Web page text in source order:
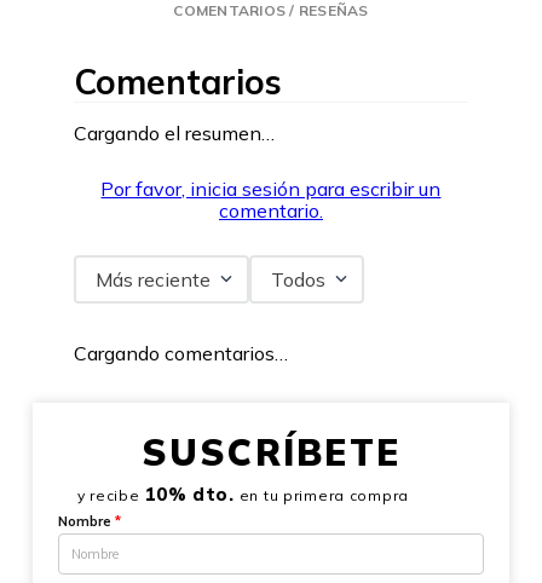
COMENTARIOS / RESEÑAS
Comentarios
Cargando el resumen…
Por favor, inicia sesión para escribir un
comentario.
Más reciente Todos
Cargando comentarios…
SUSCRÍBETE
y recibe 10% dto. en tu primera compra
Nombre *